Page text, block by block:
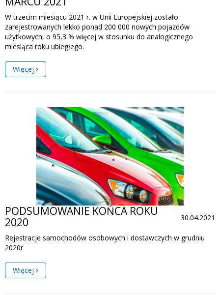
W trzecim miesiącu 2021 r. w Unii Europejskiej zostało
zarejestrowanych lekko ponad 200 000 nowych pojazdów
użytkowych, o 95,3 % więcej w stosunku do analogicznego
miesiąca roku ubiegłego.
Więcej
30.04.2021
PODSUMOWANIE KOŃCA ROKU
2020
Rejestracje samochodów osobowych i dostawczych w grudniu
2020r
Więcej